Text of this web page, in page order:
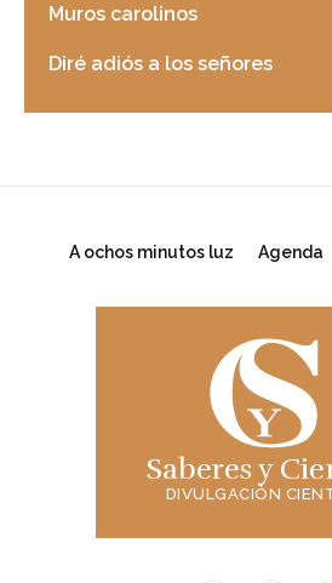
Muros carolinos
Diré adiós a los señores
A ochos minutos luz Agenda
Saberes y
DIVULGACIÓN